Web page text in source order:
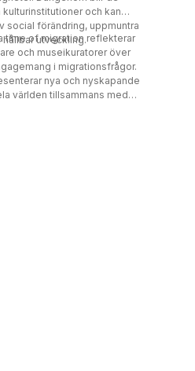
av Parvin Ardalan,
och
från Iran som varit
i Malmö.
och kan
social förändring, uppmuntra
utveckling.
time of migration reflekterar
och museikuratorer över
i migrationsfrågor.
nya och nyskapande
världen tillsammans med